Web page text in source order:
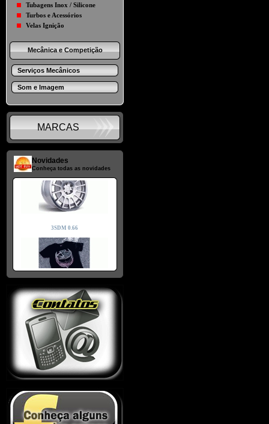
Tubagens Inox / Silicone
Turbos e Acessórios
Velas Ignição
Mecânica e Competição
Serviços Mecânicos
Som e Imagem
MARCAS
Novidades
Conheça todas as novidades